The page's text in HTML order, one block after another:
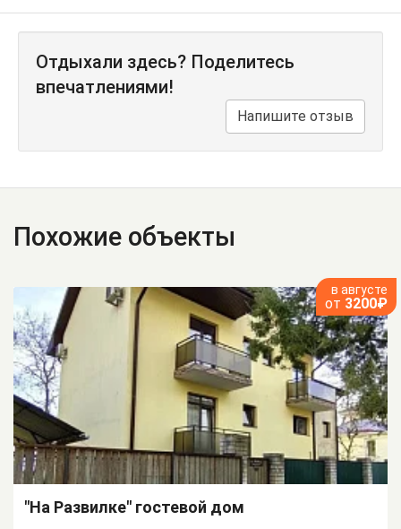
Отдыхали здесь? Поделитесь
впечатлениями!
Напишите отзыв
Похожие объекты
в августе
от 3200₽
"На Развилке" гостевой дом